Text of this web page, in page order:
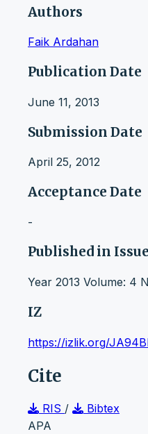
Authors
Faik Ardahan
Publication Date
June 11, 2013
Submission Date
April 25, 2012
Acceptance Date
-
Published in Issue
Year 2013 Volume: 4
IZ
https://izlik.org/
Cite
RIS /
Bibtex
APA